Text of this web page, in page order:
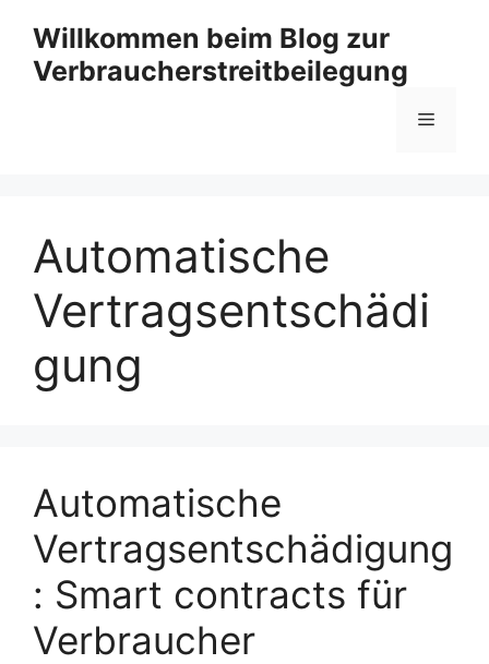
Inhalt
springen
Willkommen beim Blog zur
Verbraucherstreitbeilegung
Menü
Automatische
Vertragsentschädi
gung
Automatische
Vertragsentschädigung
: Smart contracts für
Verbraucher